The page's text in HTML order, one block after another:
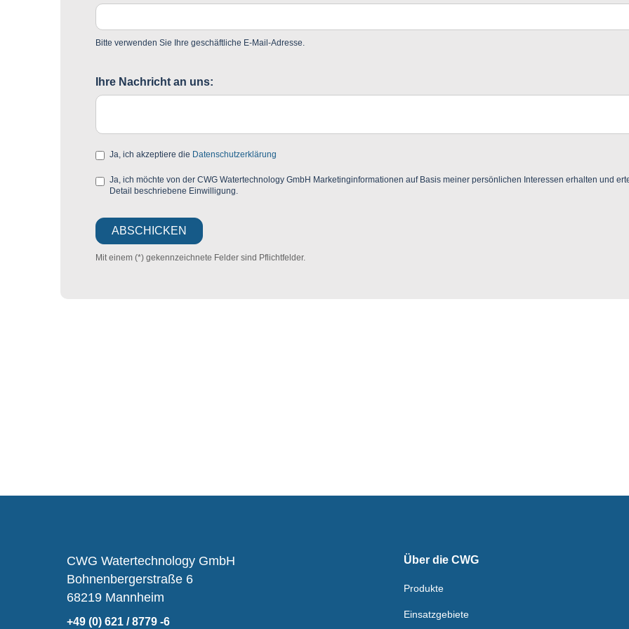
Bitte verwenden Sie Ihre geschäftliche E-Mail-Adresse.
Ihre Nachricht an uns:
Ja, ich akzeptiere die Datenschutzerklärung
Ja, ich möchte von der CWG Watertechnology GmbH Marketinginformationen auf Basis meiner persönlichen Interessen erhalten und
Detail beschriebene Einwilligung.
Mit einem (*) gekennzeichnete Felder sind Pflichtfelder.
CWG Watertechnology GmbH
Bohnenbergerstraße 6
68219 Mannheim
+49 (0) 621 / 8779 -6
Über die CWG
Produkte
Einsatzgebiete